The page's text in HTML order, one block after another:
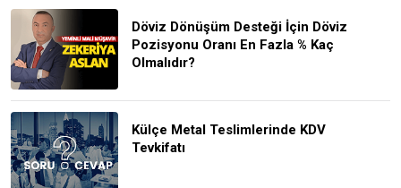
Döviz Dönüşüm Desteği İçin Döviz
Pozisyonu Oranı En Fazla % Kaç
Olmalıdır?
Külçe Metal Teslimlerinde KDV
Tevkifatı